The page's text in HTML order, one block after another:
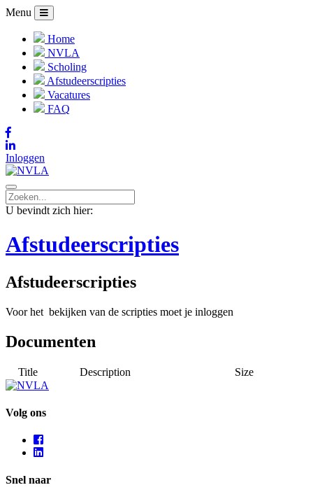
Menu
Home
NVLA
Scholing
Afstudeerscripties
Vacatures
FAQ
Inloggen
U bevindt zich hier:
Afstudeerscripties
Afstudeerscripties
Voor het bekijken van de scripties moet je inloggen
Documenten
Title Description Size
Volg ons
Snel naar